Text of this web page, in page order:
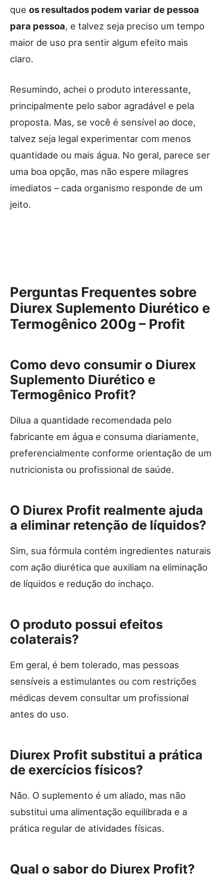
que os resultados podem variar de pessoa
para pessoa, e talvez seja preciso um tempo
maior de uso pra sentir algum efeito mais
claro.
Resumindo, achei o produto interessante,
principalmente pelo sabor agradável e pela
proposta. Mas, se você é sensível ao doce,
talvez seja legal experimentar com menos
quantidade ou mais água. No geral, parece ser
uma boa opção, mas não espere milagres
imediatos – cada organismo responde de um
jeito.
Perguntas Frequentes sobre
Diurex Suplemento Diurético e
Termogênico 200g – Profit
Como devo consumir o Diurex
Suplemento Diurético e
Termogênico Profit?
Dilua a quantidade recomendada pelo
fabricante em água e consuma diariamente,
preferencialmente conforme orientação de um
nutricionista ou profissional de saúde.
O Diurex Profit realmente ajuda
a eliminar retenção de líquidos?
Sim, sua fórmula contém ingredientes naturais
com ação diurética que auxiliam na eliminação
de líquidos e redução do inchaço.
O produto possui efeitos
colaterais?
Em geral, é bem tolerado, mas pessoas
sensíveis a estimulantes ou com restrições
médicas devem consultar um profissional
antes do uso.
Diurex Profit substitui a prática
de exercícios físicos?
Não. O suplemento é um aliado, mas não
substitui uma alimentação equilibrada e a
prática regular de atividades físicas.
Qual o sabor do Diurex Profit?